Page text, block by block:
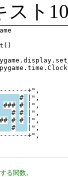
スト
+",
#
|",
### #
|",
# #
|",
# #
|",
#
|",
+",
る関数。